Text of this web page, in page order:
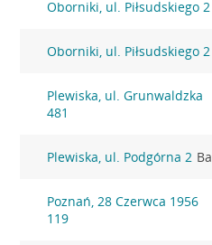
Oborniki, ul. Piłsudskiego 2
Oborniki, ul. Piłsudskiego 2
Plewiska, ul. Grunwaldzka
481
Plewiska, ul. Podgórna 2
Poznań, 28 Czerwca 1956
119